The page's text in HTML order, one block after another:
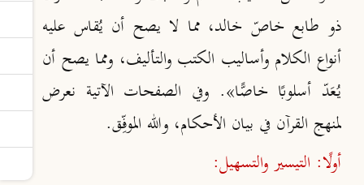
ذو طابع خاصّ خالد، مما لا يصح أن يُقاس عليه
أنواع الكلام وأساليب الكتب والتأليف، ومما يصح أن
يُعَدّ أسلوبًا خاصًّا». وفي الصفحات الآتية نعرض
لمنهج القرآن في بيان الأحكام، والله الموفِّق.
أولًا: التيسير والتسهيل: